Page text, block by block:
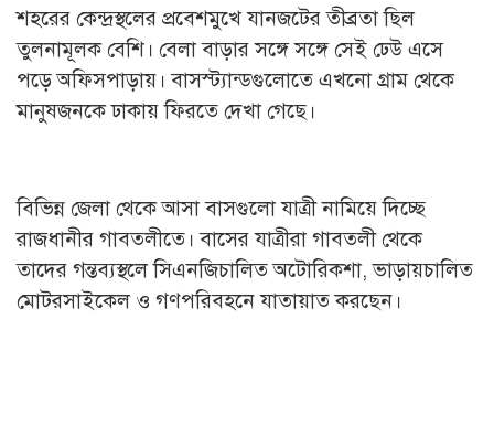
শহরের কেন্দ্রস্থলের প্রবেশমুখে যানজটের তীব্রতা ছিল
তুলনামূলক বেশি। বেলা বাড়ার সঙ্গে সঙ্গে সেই ঢেউ এসে
পড়ে অফিসপাড়ায়। বাসস্ট্যান্ডগুলোতে এখনো গ্রাম থেকে
মানুষজনকে ঢাকায় ফিরতে দেখা গেছে।
বিভিন্ন জেলা থেকে আসা বাসগুলো যাত্রী নামিয়ে দিচ্ছে
রাজধানীর গাবতলীতে। বাসের যাত্রীরা গাবতলী থেকে
তাদের গন্তব্যস্থলে সিএনজিচালিত অটোরিকশা, ভাড়ায়চালিত
মোটরসাইকেল ও গণপরিবহনে যাতায়াত করছেন।